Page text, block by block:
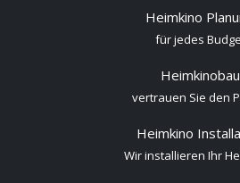
Heimkino
für jedes
Heimkinobau
vertrauen Sie den
Heimkino
Wir installieren Ihr